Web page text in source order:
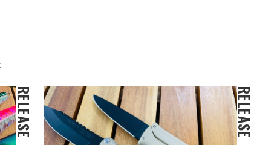
RELEASE RELEASE